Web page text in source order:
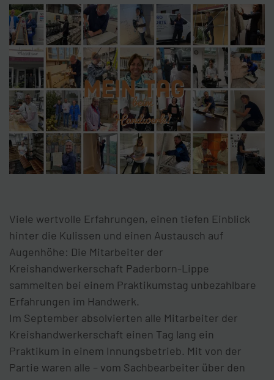
Viele wertvolle Erfahrungen, einen tiefen Einblick
hinter die Kulissen und einen Austausch auf
Augenhöhe: Die Mitarbeiter der
Kreishandwerkerschaft Paderborn-Lippe
sammelten bei einem Praktikumstag unbezahlbare
Erfahrungen im Handwerk.
Im September absolvierten alle Mitarbeiter der
Kreishandwerkerschaft einen Tag lang ein
Praktikum in einem Innungsbetrieb. Mit von der
Partie waren alle – vom Sachbearbeiter über den